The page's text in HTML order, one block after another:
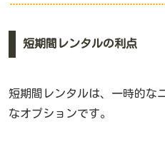
短期間レンタルの利点
短期間レンタルは、一時的な
なオプションです。